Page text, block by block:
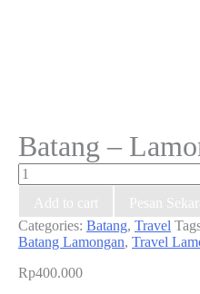
Batang –
Batang
-
Lamongan
quantity
Add to cart
Pesan
Categories: Batang, Travel
Batang Lamongan, Travel
Rp400.000